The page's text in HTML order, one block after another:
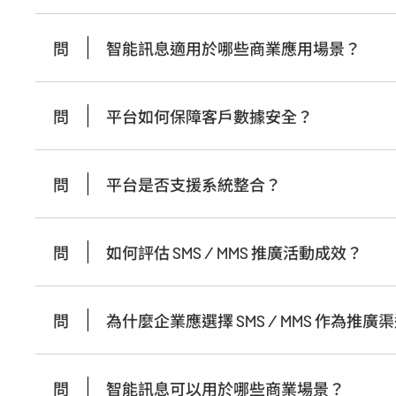
問 智能訊息適用於哪些商業應用場景？
問 平台如何保障客戶數據安全？
問 平台是否支援系統整合？
問 如何評估 SMS / MMS 推廣活動成效？
問 為什麼企業應選擇 SMS / MMS 作為推廣
問 智能訊息可以用於哪些商業場景？